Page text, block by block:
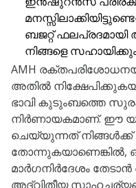
ബജറ്റ്
നിങ്ങളെ
AMH
അതിൽ
ഭാവി കുടുംബത്തെ
നിർണായകമാണ്. ഈ
ചെയ്യുന്നത് നിങ്ങൾക്ക്
തോന്നുകയാണെങ്കിൽ, ഒരു
മാർഗനിർദേശം തേടാൻ
അദ്വിതീയ